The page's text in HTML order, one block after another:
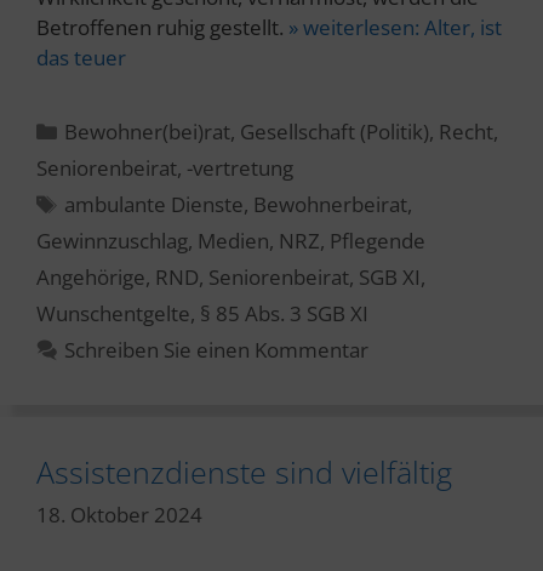
Betroffenen ruhig gestellt. » weiterlesen: Alter, ist
das teuer
Kategorien
Bewohner(bei)rat, Gesellschaft (Politik), Recht,
Seniorenbeirat, -vertretung
Schlagwörter
ambulante Dienste, Bewohnerbeirat,
Gewinnzuschlag, Medien, NRZ, Pflegende
Angehörige, RND, Seniorenbeirat, SGB XI,
Wunschentgelte, § 85 Abs. 3 SGB XI
Schreiben Sie einen Kommentar
Assistenzdienste sind vielfältig
18. Oktober 2024